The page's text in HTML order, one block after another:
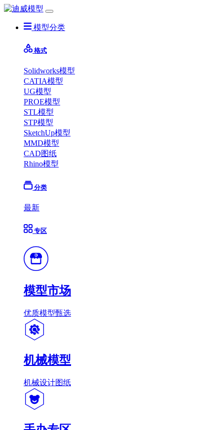
模型分类
格式
Solidworks模型
CATIA模型
UG模型
PROE模型
STL模型
STP模型
SketchUp模型
MMD模型
CAD图纸
Rhino模型
分类
最新
专区
模型市场
优质模型甄选
机械模型
机械设计图纸